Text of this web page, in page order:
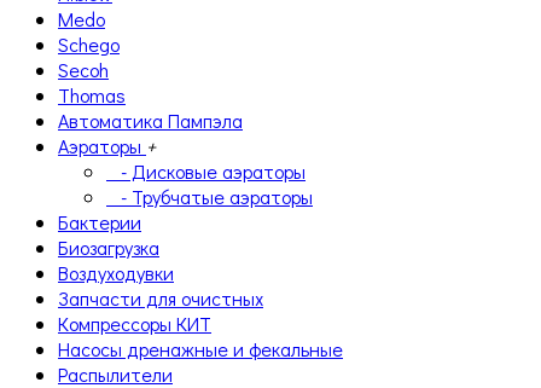
Medo
Schego
Secoh
Thomas
Автоматика Пампэла
Аэраторы +
- Дисковые аэраторы
- Трубчатые аэраторы
Бактерии
Биозагрузка
Воздуходувки
Запчасти для очистных
Компрессоры КИТ
Насосы дренажные и фекальные
Распылители